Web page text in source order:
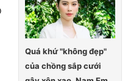
Quá khứ "không đẹp"
của chồng sắp cưới